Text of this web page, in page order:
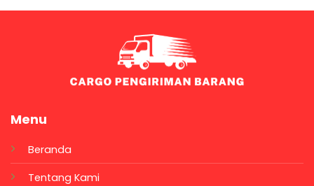
Menu
Beranda
Tentang Kami